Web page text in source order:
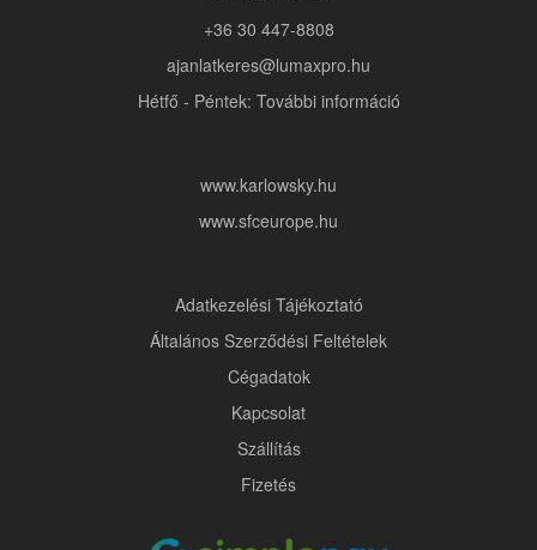
+36 30 447-8808
ajanlatkeres@lumaxpro.hu
Hétfő - Péntek: További információ
www.karlowsky.hu
www.sfceurope.hu
Adatkezelési Tájékoztató
Általános Szerződési Feltételek
Cégadatok
Kapcsolat
Szállítás
Fizetés